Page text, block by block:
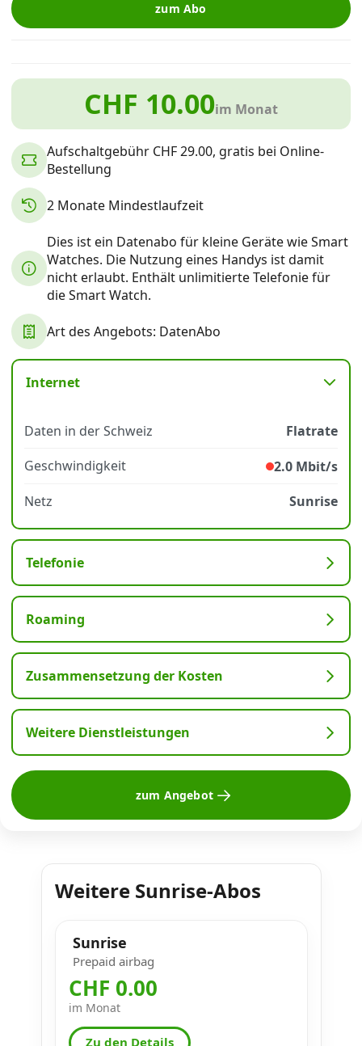
Kombi-Angebote
Aktionen
News
Forum
Über uns
Datenschutz·AGB·Impressum
zum Abo
CHF 10.00im Monat
Aufschaltgebühr CHF 29.00, gratis bei Online-
Bestellung
2 Monate Mindestlaufzeit
Dies ist ein Datenabo für kleine Geräte wie Smart
Watches. Die Nutzung eines Handys ist damit
nicht erlaubt. Enthält unlimitierte Telefonie für
die Smart Watch.
Art des Angebots: DatenAbo
Internet
Daten in der Schweiz
Flatrate
Geschwindigkeit
2.0 Mbit/s
Netz
Sunrise
Telefonie
Roaming
Zusammensetzung der Kosten
Weitere Dienstleistungen
zum Angebot
Weitere Sunrise-Abos
Sunrise
Prepaid airbag
CHF 0.00
im Monat
Zu den Details